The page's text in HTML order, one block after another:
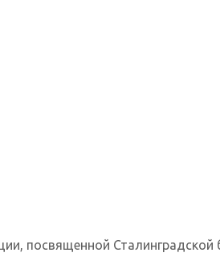
посвященной Сталинградской